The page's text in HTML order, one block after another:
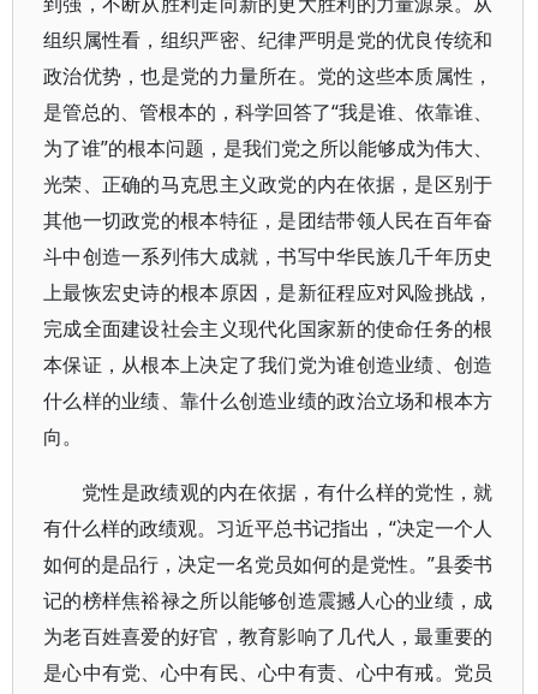
组织属性看，组织严密、纪律严明是党的优良传统和
政治优势，也是党的力量所在。党的这些本质属性，
是管总的、管根本的，科学回答了“我是谁、依靠谁、
为了谁”的根本问题，是我们党之所以能够成为伟大、
光荣、正确的马克思主义政党的内在依据，是区别于
其他一切政党的根本特征，是团结带领人民在百年奋
斗中创造一系列伟大成就，书写中华民族几千年历史
上最恢宏史诗的根本原因，是新征程应对风险挑战，
完成全面建设社会主义现代化国家新的使命任务的根
本保证，从根本上决定了我们党为谁创造业绩、创造
什么样的业绩、靠什么创造业绩的政治立场和根本方
向。
党性是政绩观的内在依据，有什么样的党性，就
有什么样的政绩观。习近平总书记指出，“决定一个人
如何的是品行，决定一名党员如何的是党性。”县委书
记的榜样焦裕禄之所以能够创造震撼人心的业绩，成
为老百姓喜爱的好官，教育影响了几代人，最重要的
是心中有党、心中有民、心中有责、心中有戒。党员